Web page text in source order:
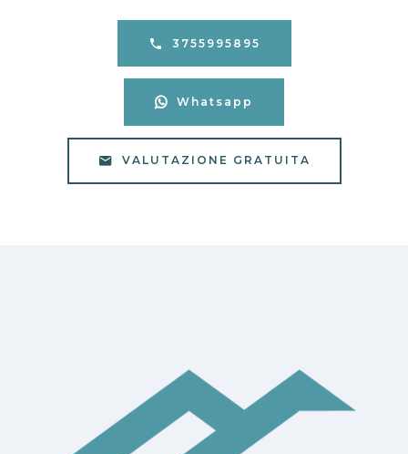
3755995895
Whatsapp
VALUTAZIONE GRATUITA